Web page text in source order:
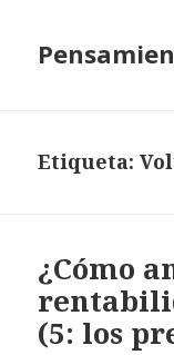
Etiqueta:
¿Cómo
(5: los